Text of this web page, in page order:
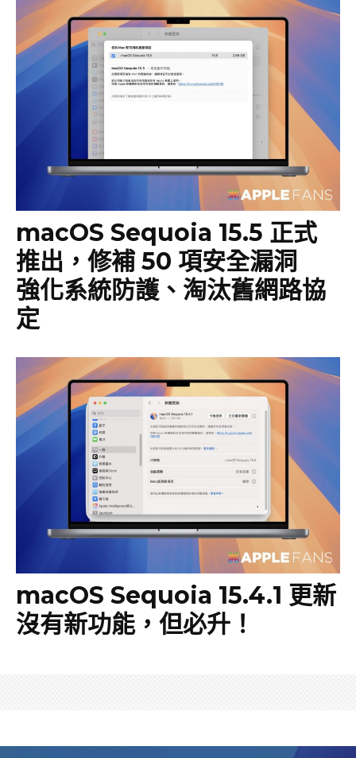
macOS Sequoia 15.5 正式
推出，修補 50 項安全漏洞
強化系統防護、淘汰舊網路協
定
macOS Sequoia 15.4.1 更新
沒有新功能，但必升！